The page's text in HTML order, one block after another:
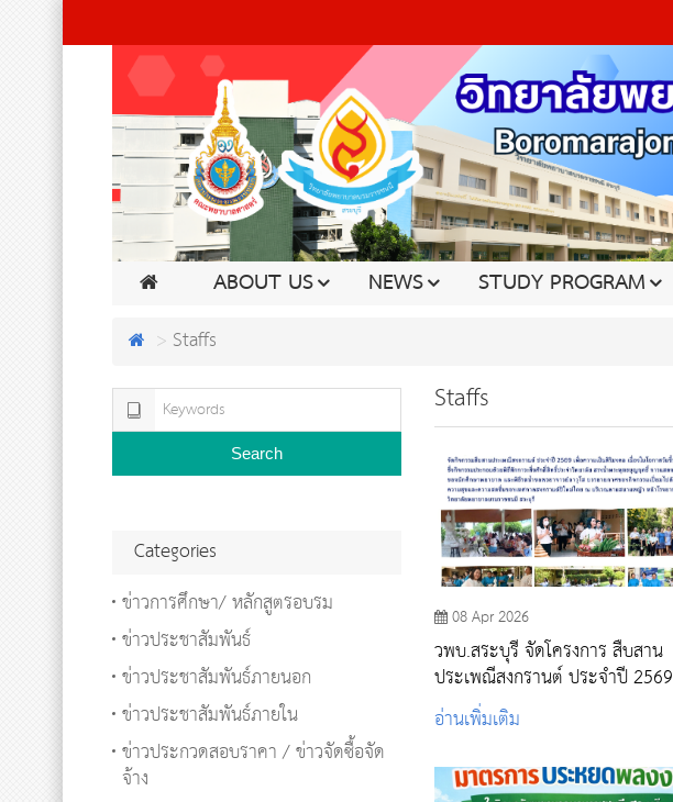
ABOUT US NEWS STUDY PROGRAM
Staffs
Staffs
08 Apr 2026
วพบ.สระบุรี จัดโครงการ สืบสาน
ประเพณีสงกรานต์ ประจำปี 2569
อ่านเพิ่มเติม
Search
Categories
ข่าวการศึกษา/ หลักสูตรอบรม
ข่าวประชาสัมพันธ์
ข่าวประชาสัมพันธ์ภายนอก
ข่าวประชาสัมพันธ์ภายใน
ข่าวประกวดสอบราคา / ข่าวจัดซื้อจัด
จ้าง